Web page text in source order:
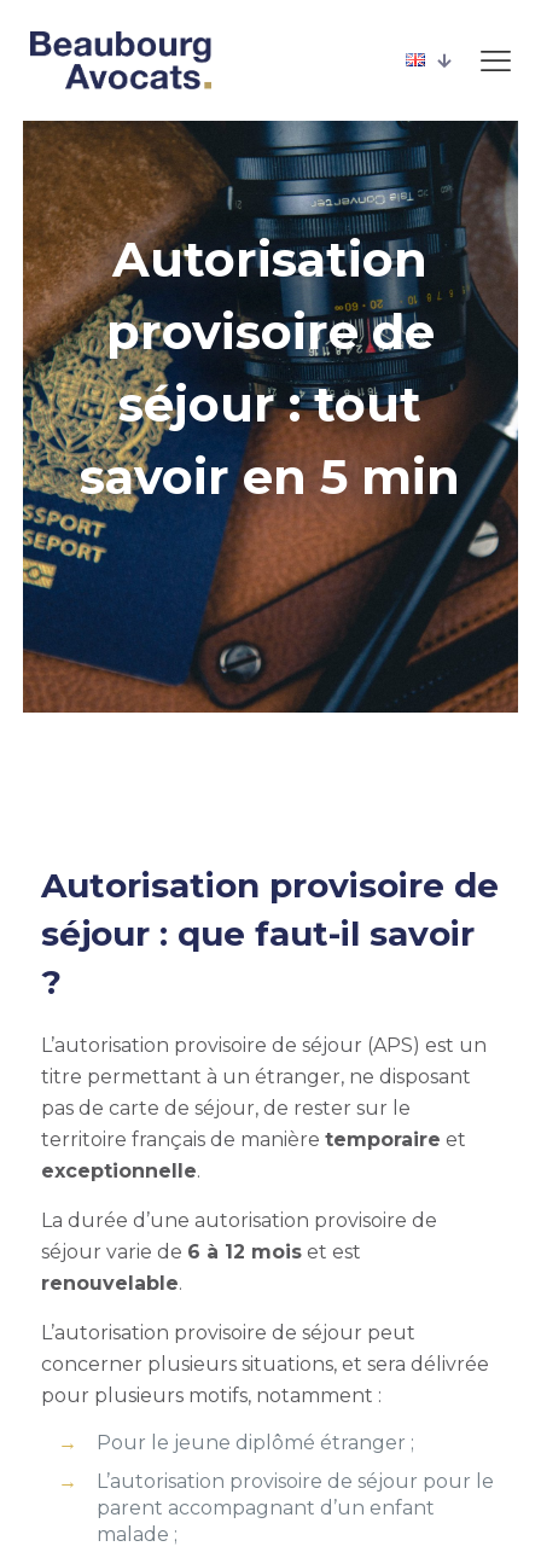
Autorisation
provisoire de
séjour : tout
savoir en 5 min
Autorisation provisoire de
séjour : que faut-il savoir
?
L’autorisation provisoire de séjour (APS) est un
titre permettant à un étranger, ne disposant
pas de carte de séjour, de rester sur le
territoire français de manière temporaire et
exceptionnelle.
La durée d’une autorisation provisoire de
séjour varie de 6 à 12 moiset est
renouvelable.
L’autorisation provisoire de séjour peut
concerner plusieurs situations, et sera délivrée
pour plusieurs motifs, notamment :
Pour le jeune diplômé étranger ;
L’autorisation provisoire de séjour pour le
parent accompagnant d’un enfant
malade ;